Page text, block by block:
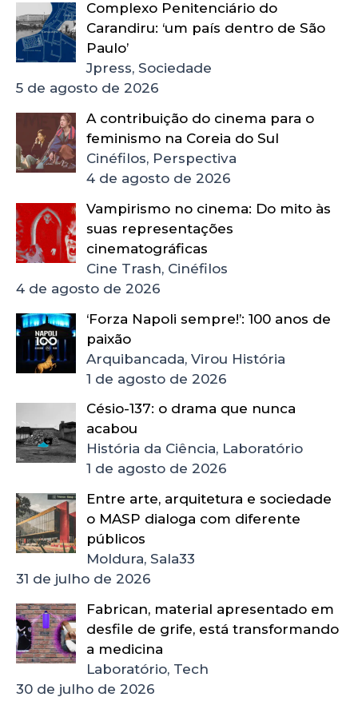
Complexo Penitenciário do
Carandiru: ‘um país dentro de São
Paulo’
Jpress, Sociedade
5 de agosto de 2026
A contribuição do cinema para o
feminismo na Coreia do Sul
Cinéfilos, Perspectiva
4 de agosto de 2026
Vampirismo no cinema: Do mito às
suas representações
cinematográficas
Cine Trash, Cinéfilos
4 de agosto de 2026
‘Forza Napoli sempre!’: 100 anos de
paixão
Arquibancada, Virou História
1 de agosto de 2026
Césio-137: o drama que nunca
acabou
História da Ciência, Laboratório
1 de agosto de 2026
Entre arte, arquitetura e sociedade
o MASP dialoga com diferente
públicos
Moldura, Sala33
31 de julho de 2026
Fabrican, material apresentado em
desfile de grife, está transformando
a medicina
Laboratório, Tech
30 de julho de 2026